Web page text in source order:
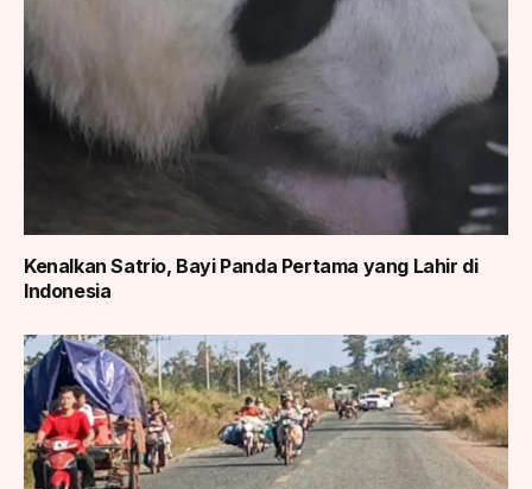
Kenalkan Satrio, Bayi Panda Pertama yang Lahir di
Indonesia